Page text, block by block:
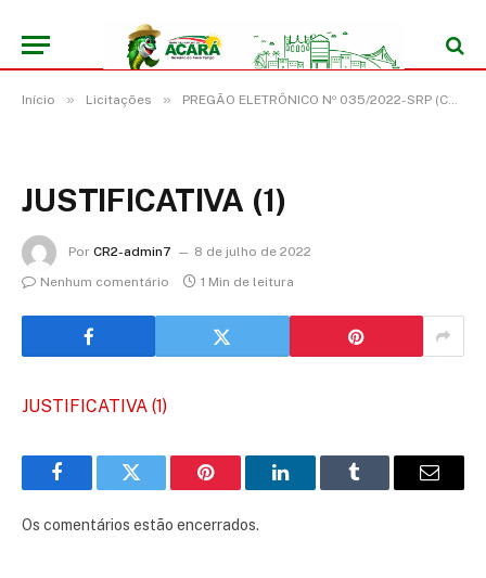
Início » Licitações » PREGÃO ELETRÔNICO Nº 035/2022-SRP (CONTRATAÇÃO DE SERVIÇO DE LOCAÇÃO DE EQUIPAMENTOS, MÁQUINAS E VEICULOS PESADOS)
JUSTIFICATIVA (1)
Por CR2-admin7
8 de julho de 2022
Nenhum comentário
1 Min de leitura
JUSTIFICATIVA (1)
FacebookTwitter Pinterest LinkedInTumblr
E-
Os comentários estão encerrados.